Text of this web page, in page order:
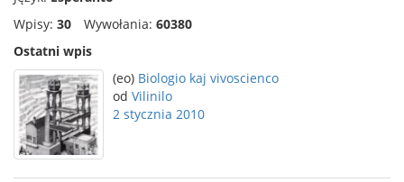
Wpisy: 30 Wywołania: 60380
Ostatni wpis
(eo) Biologio kaj vivoscienco
od Vilinilo
2 stycznia 2010